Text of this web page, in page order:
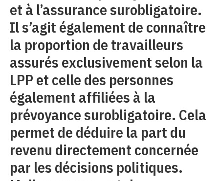
et à l’assurance surobligatoire.
Il s’agit également de connaître
la proportion de travailleurs
assurés exclusivement selon la
LPP et celle des personnes
également affiliées à la
prévoyance surobligatoire. Cela
permet de déduire la part du
revenu directement concernée
par les décisions politiques.